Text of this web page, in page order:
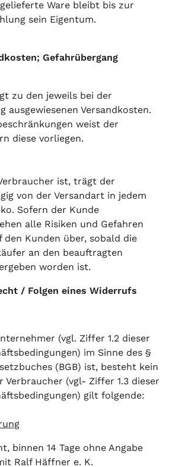
Ware bleibt bis zur
sein Eigentum.
Gefahrübergang
zu den jeweils bei der
ausgewiesenen Versandkosten.
weist der
diese vorliegen.
ist, trägt der
von der Versandart in jedem
Sofern der Kunde
alle Risiken und Gefahren
den Kunden über, sobald die
an den beauftragten
worden ist.
/ Folgen eines Widerrufs
(vgl. Ziffer 1.2 dieser
im Sinne des §
(BGB) ist, besteht kein
Verbraucher (vgl- Ziffer 1.3 dieser
gilt folgende:
binnen 14 Tage ohne Angabe
Ralf Häffner e. K.